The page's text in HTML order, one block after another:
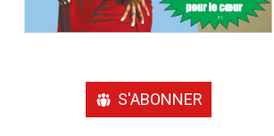
S'ABONNER